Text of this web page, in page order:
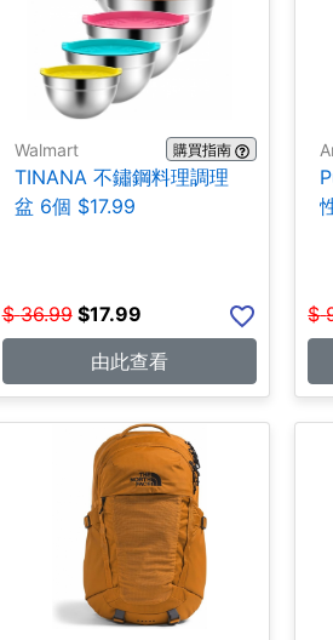
Walmart 購買指南
TINANA 不鏽鋼料理調理
盆 6個 $17.99
$ 36.99 $17.99
由此查看
$